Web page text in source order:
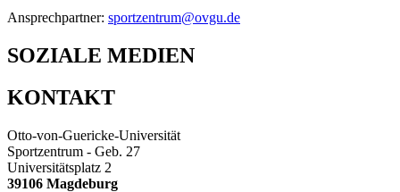
Ansprechpartner: sportzentrum@ovgu.de
SOZIALE MEDIEN
KONTAKT
Otto-von-Guericke-Universität
Sportzentrum - Geb. 27
Universitätsplatz 2
39106 Magdeburg